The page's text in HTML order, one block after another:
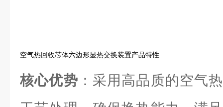
空气热回收芯体六边形显热交换装置产品特性
核心优势 ：采用高品质的空气